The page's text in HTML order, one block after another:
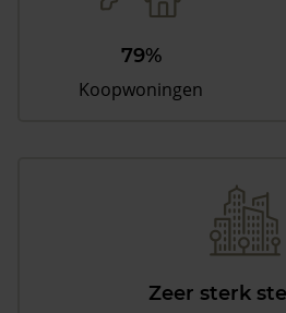
79%
Koopwoningen
Zeer sterk